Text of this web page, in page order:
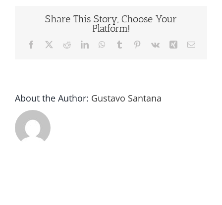
Share This Story, Choose Your
Platform!
Facebook RedditLinkedInWhatsApp
Tumblr Pinterest
Vk Xing Email
About the Author: Gustavo Santana